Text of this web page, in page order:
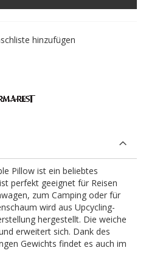
hinzufügen
Pillow ist ein beliebtes
perfekt geeignet für Reisen
zum Camping oder für
wird aus Upcycling-
hergestellt. Die weiche
erweitert sich. Dank des
Gewichts findet es auch im